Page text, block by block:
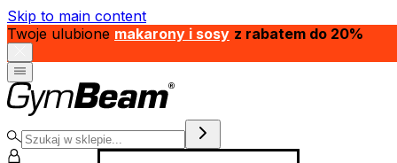
Skip to main content
Twoje ulubione makarony i sosy z rabatem do 20%